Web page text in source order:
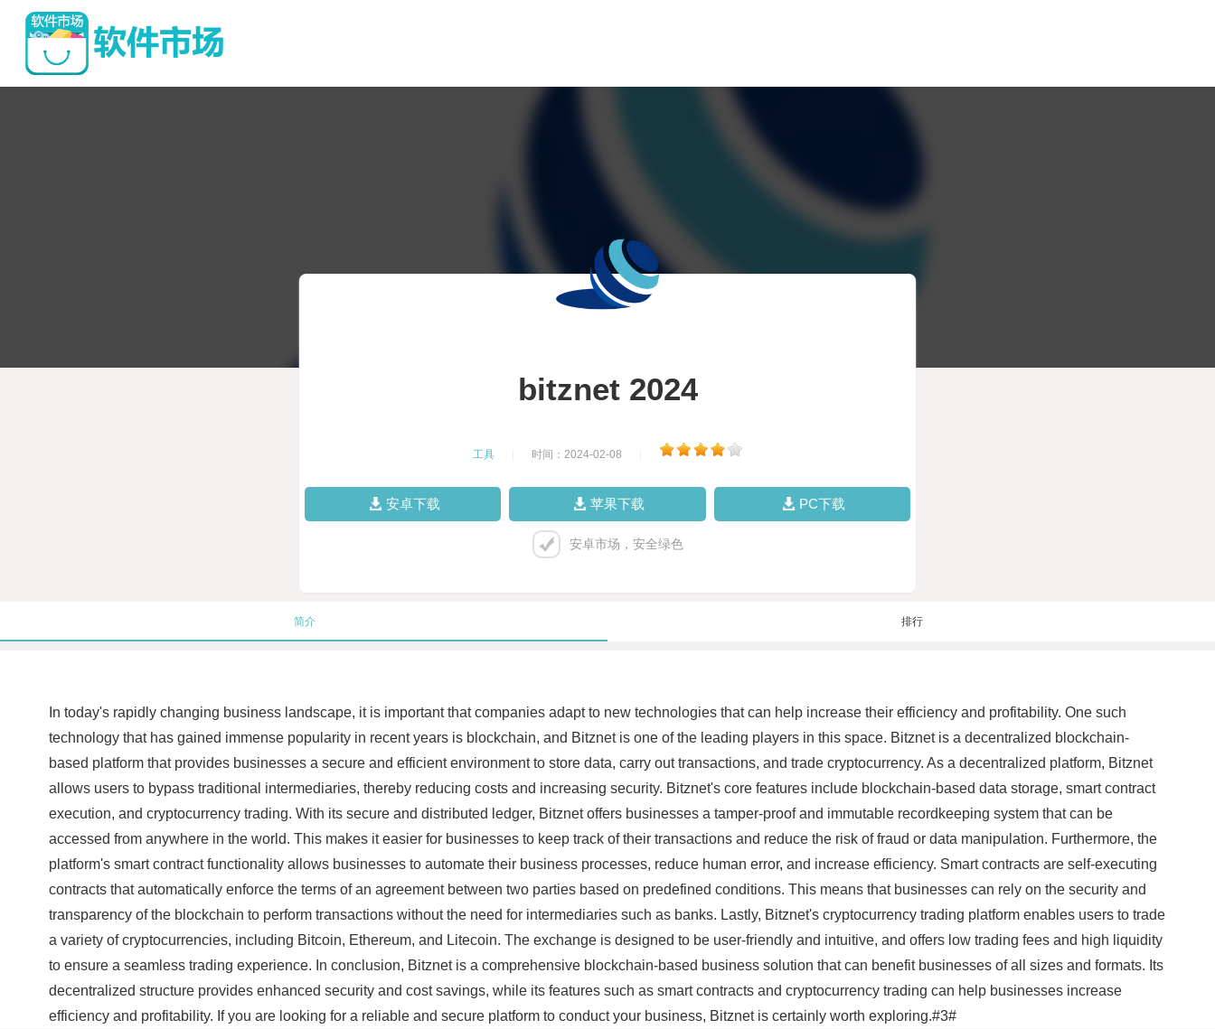
bitznet 2024
工具 时间：2024-02-08
安卓下载 苹果下载 PC下载
安卓市场，安全绿色
简介 排行
In today's rapidly changing business landscape, it is important that companies adapt to new technologies that can help increase their efficiency and profitability. One such
technology that has gained immense popularity in recent years is blockchain, and Bitznet is one of the leading players in this space. Bitznet is a decentralized blockchain-
based platform that provides businesses a secure and efficient environment to store data, carry out transactions, and trade cryptocurrency. As a decentralized platform, Bitznet
allows users to bypass traditional intermediaries, thereby reducing costs and increasing security. Bitznet's core features include blockchain-based data storage, smart contract
execution, and cryptocurrency trading. With its secure and distributed ledger, Bitznet offers businesses a tamper-proof and immutable recordkeeping system that can be
accessed from anywhere in the world. This makes it easier for businesses to keep track of their transactions and reduce the risk of fraud or data manipulation. Furthermore, the
platform's smart contract functionality allows businesses to automate their business processes, reduce human error, and increase efficiency. Smart contracts are self-executing
contracts that automatically enforce the terms of an agreement between two parties based on predefined conditions. This means that businesses can rely on the security and
transparency of the blockchain to perform transactions without the need for intermediaries such as banks. Lastly, Bitznet's cryptocurrency trading platform enables users to trade
a variety of cryptocurrencies, including Bitcoin, Ethereum, and Litecoin. The exchange is designed to be user-friendly and intuitive, and offers low trading fees and high liquidity
to ensure a seamless trading experience. In conclusion, Bitznet is a comprehensive blockchain-based business solution that can benefit businesses of all sizes and formats. Its
decentralized structure provides enhanced security and cost savings, while its features such as smart contracts and cryptocurrency trading can help businesses increase
efficiency and profitability. If you are looking for a reliable and secure platform to conduct your business, Bitznet is certainly worth exploring.#3#